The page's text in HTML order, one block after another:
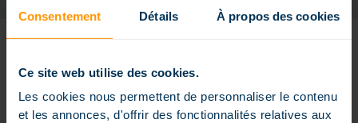
Consentement Détails À propos des cookies
Ce site web utilise des cookies.
Les cookies nous permettent de personnaliser le contenu
et les annonces, d'offrir des fonctionnalités relatives aux
ANDERE FORMEN